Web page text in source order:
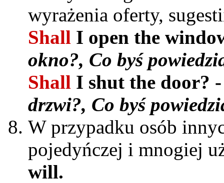
wyrażenia oferty,
Shall I open the
okno?, Co byś
Shall I shut the door?
drzwi?, Co byś
W przypadku osób
pojedyńczej i mnogiej
will.